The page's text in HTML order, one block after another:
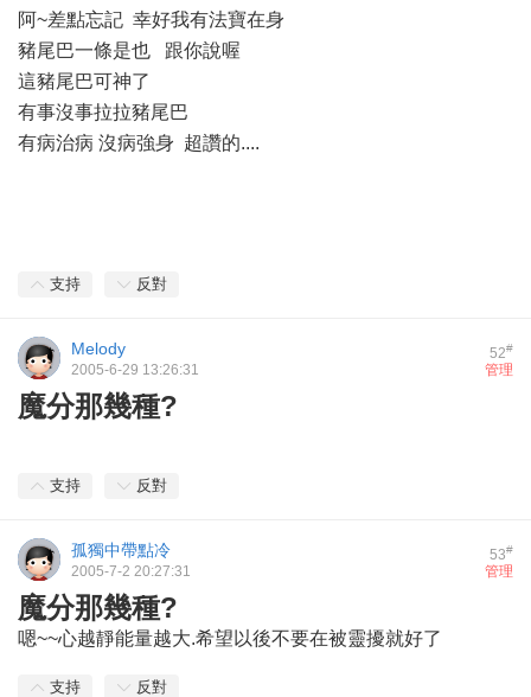
阿~差點忘記 幸好我有法寶在身
豬尾巴一條是也 跟你說喔
這豬尾巴可神了
有事沒事拉拉豬尾巴
有病治病 沒病強身 超讚的....
支持 反對
52#
Melody
管理
2005-6-29 13:26:31
魔分那幾種?
支持 反對
53#
孤獨中帶點冷
管理
2005-7-2 20:27:31
魔分那幾種?
嗯~~心越靜能量越大.希望以後不要在被靈擾就好了
支持 反對